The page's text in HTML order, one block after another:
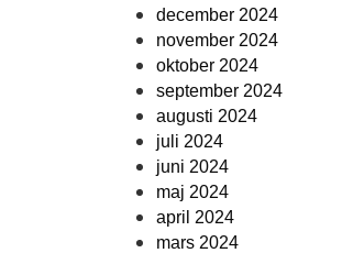
december 2024
november 2024
oktober 2024
september 2024
augusti 2024
juli 2024
juni 2024
maj 2024
april 2024
mars 2024